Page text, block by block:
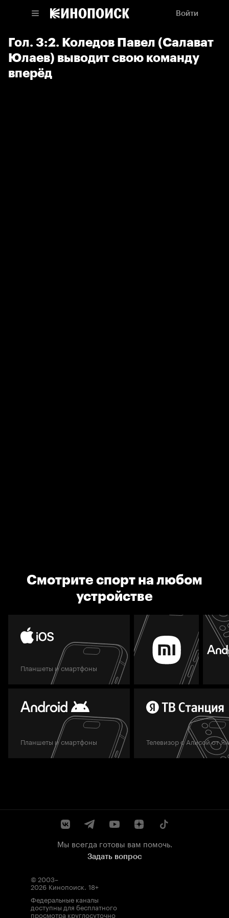
Войти
Гол. 3:2. Коледов Павел (Салават
Юлаев) выводит свою команду
вперёд
Смотрите спорт на любом
устройстве
Планшеты и смартфоны
Планшеты и смартфоны Телевизор с Алисой от
Мы всегда готовы вам помочь.
Задать вопрос
© 2003–
2026 Кинопоиск. 18+
Федеральные каналы
доступны для бесплатного
просмотра круглосуточно